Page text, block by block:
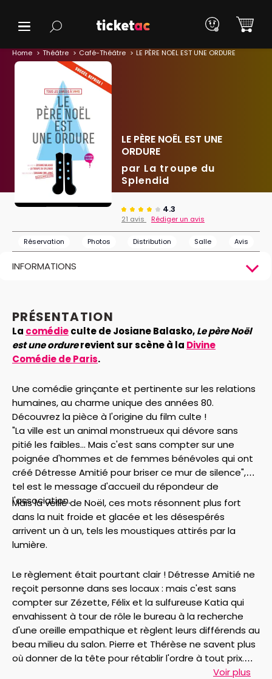
Home Théâtre Café-Théâtre LE PÈRE NOËL EST UNE ORDURE
LE PÈRE NOËL EST UNE
ORDURE
par La troupe du
Splendid
4.3
21 avis Rédiger un avis
Réservation Photos Distribution Salle Avis
INFORMATIONS
PRÉSENTATION
La comédieculte de Josiane Balasko,Le père Noël
est une ordurerevient sur scène à la Divine
Comédie de Paris.
Une comédie grinçante et pertinente sur les relations
humaines, au charme unique des années 80.
Découvrez la pièce à l'origine du film culte !
"La ville est un animal monstrueux qui dévore sans
pitié les faibles... Mais c'est sans compter sur une
poignée d'hommes et de femmes bénévoles qui ont
créé Détresse Amitié pour briser ce mur de silence",
tel est le message d'accueil du répondeur de
l'association.
Mais la veille de Noël, ces mots résonnent plus fort
dans la nuit froide et glacée et les désespérés
arrivent un à un, tels les moustiques attirés par la
lumière.
Le règlement était pourtant clair ! Détresse Amitié ne
reçoit personne dans ses locaux : mais c'est sans
compter sur Zézette, Félix et la sulfureuse Katia qui
envahissent à tour de rôle le bureau à la recherche
d'une oreille empathique et règlent leurs différends au
beau milieu du salon. Pierre et Thérèse ne savent plus
où donner de la tête pour rétablir l'ordre à tout prix.
Quant au gentil Preskovic, il veut participer à ce qu'il
Voir plus